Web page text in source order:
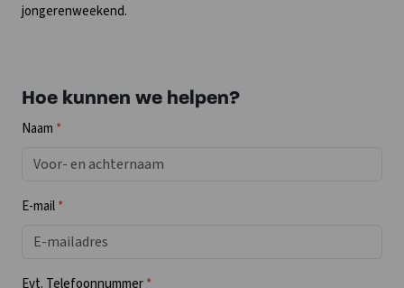
jongerenweekend.
Hoe kunnen we helpen?
Naam *
E-mail*
Evt. Telefoonnummer*